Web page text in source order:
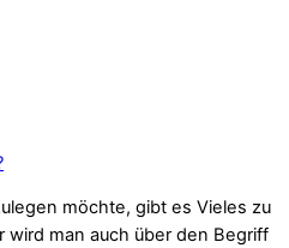
möchte, gibt es Vieles zu
wird man auch über den Begriff